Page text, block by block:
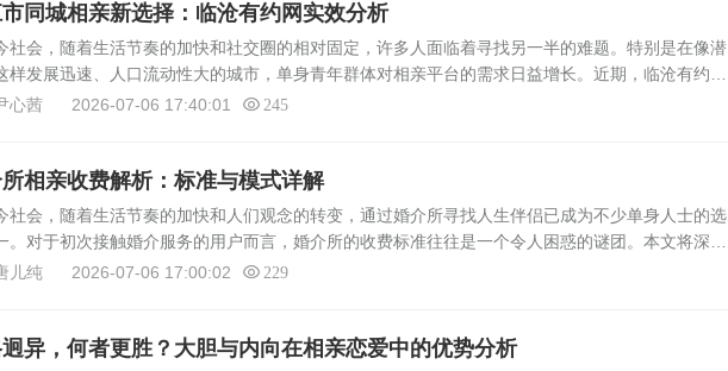
同城相亲新选择：临沧有约网实效分析
社会，随着生活节奏的加快和社交圈的相对固定，许多人面临着寻找另一半的难题。特别是在像潜
样发展迅速、人口流动性大的城市，单身青年群体对相亲平台的需求日益增长。近期，临沧有约网
独特的定位和高效的服务模式，在潜江市本地相亲市场中迅速崛起，成为众多单身人士的新选择。
心茜 2026-07-06 17:40:01 245
相亲收费解析：标准与模式详解
社会，随着生活节奏的加快和人们观念的转变，通过婚介所寻找人生伴侣已成为不少单身人士的选
。对于初次接触婚介服务的用户而言，婚介所的收费标准往往是一个令人困惑的谜团。本文将深入
般婚介所的收费模式及其背后的标准，旨在为读者提供透明、实用的信息，帮助大家更好地理解这
儿纯 2026-07-06 17:00:02 229
异，何者更胜？大胆与内向在相亲恋爱中的优势分析